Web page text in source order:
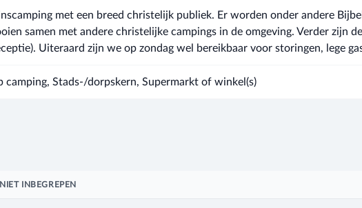
met een breed christelijk publiek. Er worden onder andere
samen met andere christelijke campings in de omgeving. Verder zijn
Uiteraard zijn we op zondag wel bereikbaar voor storingen, lege
camping, Stads-/dorpskern, Supermarkt of winkel(s)
NIET INBEGREPEN